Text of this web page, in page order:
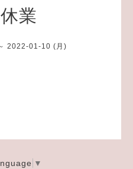
業
2022-01-10 (月)
▼